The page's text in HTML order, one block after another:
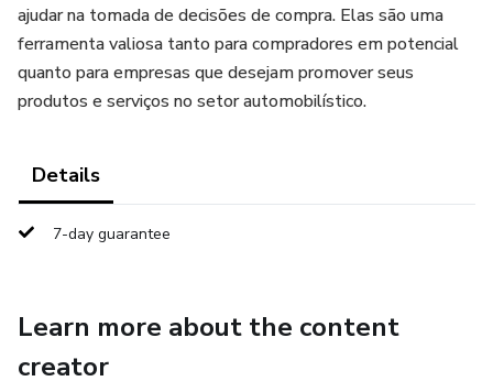
ajudar na tomada de decisões de compra. Elas são uma
ferramenta valiosa tanto para compradores em potencial
quanto para empresas que desejam promover seus
produtos e serviços no setor automobilístico.
Details
7-day guarantee
Learn more about the content
creator